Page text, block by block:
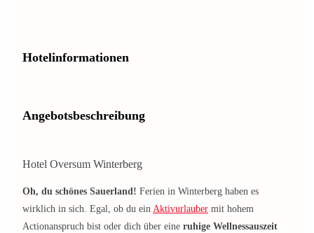
Hotelinformationen
Angebotsbeschreibung
Hotel Oversum Winterberg
Oh, du schönes Sauerland! Ferien in Winterberg haben es
wirklich in sich. Egal, ob du ein Aktivurlauber mit hohem
Actionanspruch bist oder dich über eine ruhige Wellnessauszeit